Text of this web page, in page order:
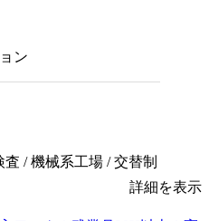
ン
/ 機械系工場 / 交替制
詳細を表示